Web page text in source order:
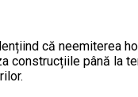
că neemiterea
construcțiile până la